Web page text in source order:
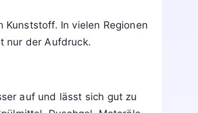
In vielen Regionen
nur der Aufdruck.
auf und lässt sich gut zu